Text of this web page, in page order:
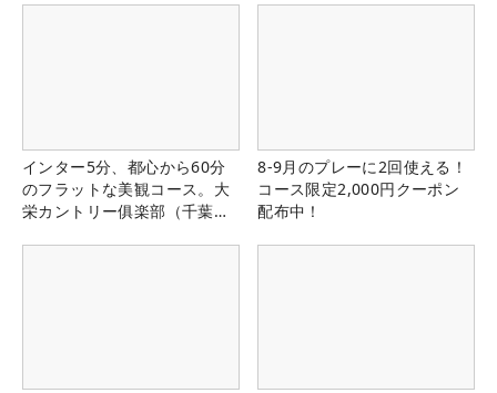
インター5分、都心から60分
のフラットな美観コース。大
栄カントリー俱楽部（千葉
8-9月のプレーに2回使える！
コース限定2,000円クーポン
配布中！